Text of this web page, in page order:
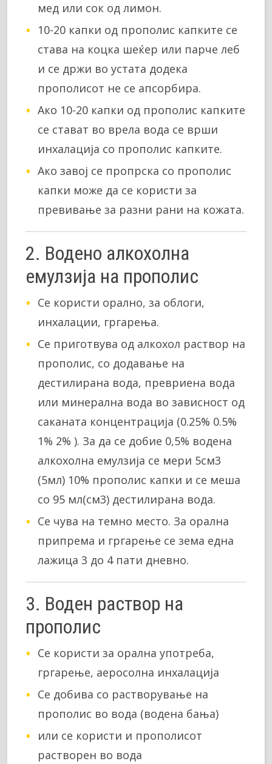
мед или сок од лимон.
10-20 капки од прополис капките се
става на коцка шеќер или парче леб
и се држи во устата додека
прополисот не се апсорбира.
Ако 10-20 капки од прополис капките
се стават во врела вода се врши
инхалација со прополис капките.
Ако завој се пропрска со прополис
капки може да се користи за
превивање за разни рани на кожата.
2. Водено алкохолна
емулзија на прополис
Се користи орално, за облоги,
инхалации, гргарења.
Се приготвува од алкохол раствор на
прополис, со додавање на
дестилирана вода, превриена вода
или минерална вода во зависност од
саканата концентрација (0.25% 0.5%
1% 2% ). За да се добие 0,5% водена
алкохолна емулзија се мери 5см3
(5мл) 10% прополис капки и се меша
со 95 мл(см3) дестилирана вода.
Се чува на темно место. За орална
припрема и гргарење се зема една
лажица 3 до 4 пати дневно.
3. Воден раствор на
прополис
Се користи за орална употреба,
гргарење, аеросолна инхалација
Се добива со растворување на
прополис во вода (водена бања)
или се користи и прополисот
растворен во вода